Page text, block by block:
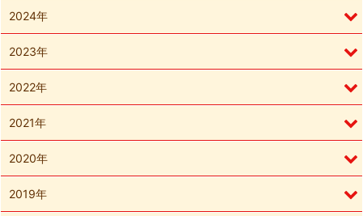
2024年
2023年
2022年
2021年
2020年
2019年